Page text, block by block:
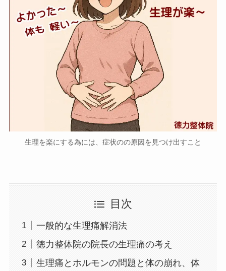
生理を楽にする為には、症状のの原因を見つけ出すこと
目次
一般的な生理痛解消法
徳力整体院の院長の生理痛の考え
生理痛とホルモンの問題と体の崩れ、体